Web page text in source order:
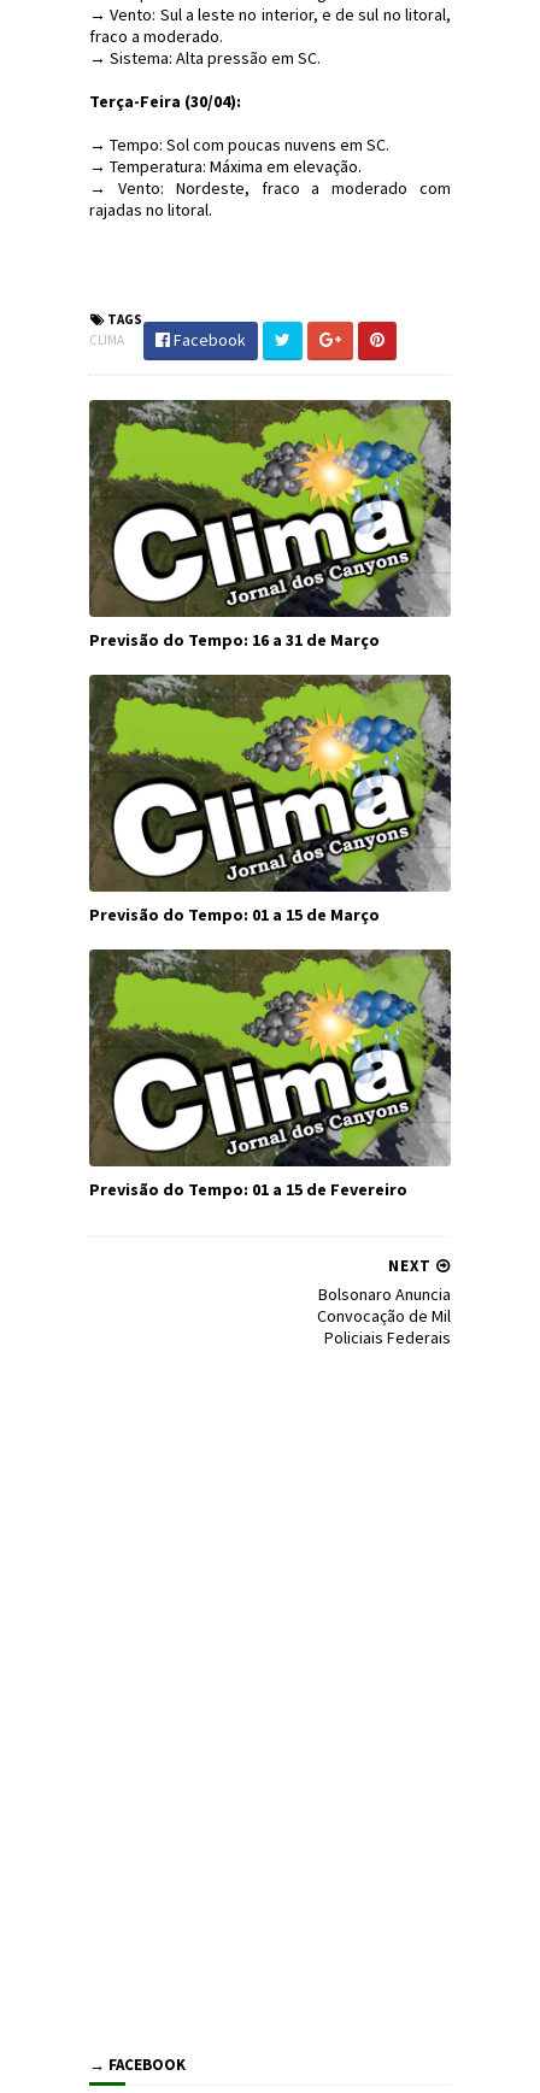
→ Vento: Sul a leste no interior, e de sul no litoral,
fraco a moderado.
→ Sistema: Alta pressão em SC.
Terça-Feira (30/04):
→ Tempo: Sol com poucas nuvens em SC.
→ Temperatura: Máxima em elevação.
→ Vento: Nordeste, fraco a moderado com
rajadas no litoral.
TAGS
CLIMA
Facebook
Previsão do Tempo: 16 a 31 de Março
Previsão do Tempo: 01 a 15 de Março
Previsão do Tempo: 01 a 15 de Fevereiro
NEXT
Bolsonaro Anuncia
Convocação de Mil
Policiais Federais
→ FACEBOOK